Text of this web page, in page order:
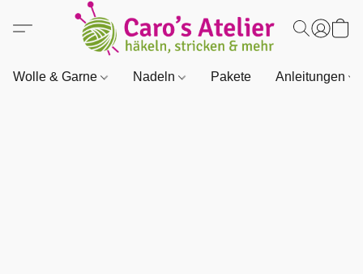
Wolle & Garne Nadeln Pakete Anleitungen